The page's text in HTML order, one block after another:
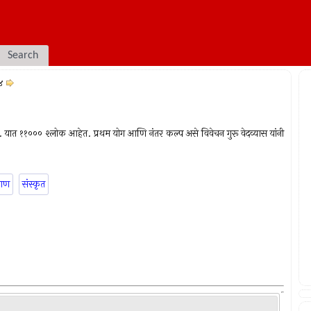
Search
यात ११००० श्लोक आहेत. प्रथम योग आणि नंतर कल्प असे विवेचन गुरू वेदव्यास यांनी
संस्कृत